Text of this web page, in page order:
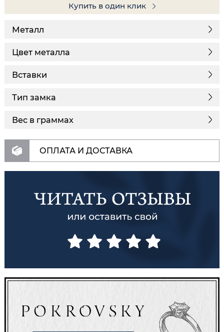
Купить в один клик
Металл
Цвет металла
Вставки
Тип замка
Вес в граммах
ОПЛАТА И ДОСТАВКА